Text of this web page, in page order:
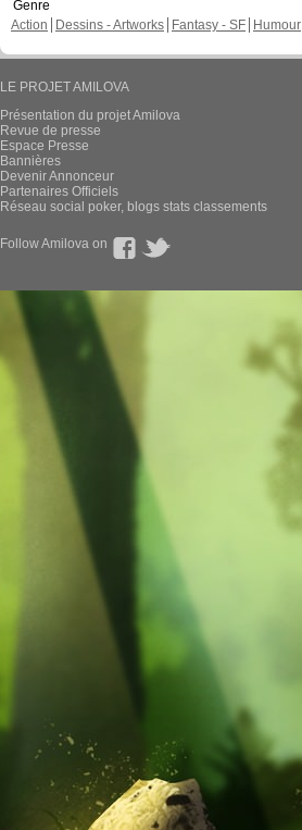
Genre
Action
Dessins - Artworks Fantasy - SF Humour
LE PROJET AMILOVA
Présentation du projet Amilova
Revue de presse
Espace Presse
Bannières
Devenir Annonceur
Partenaires Officiels
Réseau social poker, blogs stats classements
Follow Amilova on